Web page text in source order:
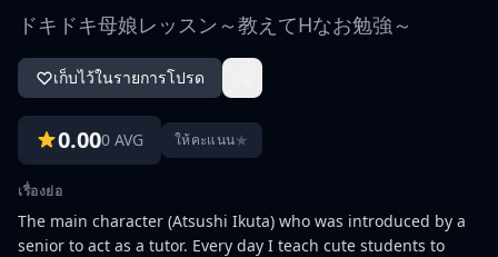
ドキドキ母娘レッスン～教えてHなお勉強～
เก็บไว้ในรายการโปรด
0.000 AVG ให้คะแนน★
เรื่องย่อ
The main character (Atsushi Ikuta) who was introduced by a
senior to act as a tutor. Every day I teach cute students to